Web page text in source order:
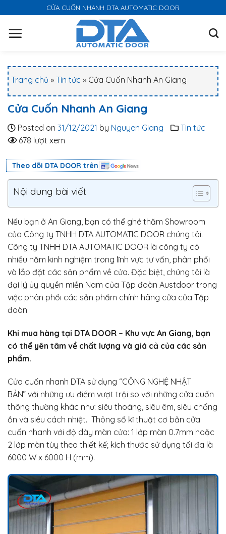
k
CỬA CUỐN NHANH DTA AUTOMATIC DOOR
Trang chủ » Tin tức » Cửa Cuốn Nhanh An Giang
Cửa Cuốn Nhanh An Giang
Posted on 31/12/2021 by Nguyen Giang
Tin tức
678 lượt xem
Theo dõi DTA DOOR trên
Nội dung bài viết
Nếu bạn ở An Giang, bạn có thể ghé thăm Showroom
của Công ty TNHH DTA AUTOMATIC DOOR chúng tôi.
Công ty TNHH DTA AUTOMATIC DOOR là công ty có
nhiều năm kinh nghiệm trong lĩnh vực tư vấn, phân phối
và lắp đặt các sản phẩm về cửa. Đặc biệt, chúng tôi là
đại lý ủy quyền miền Nam của Tập đoàn Austdoor trong
việc phân phối các sản phẩm chính hãng cửa của Tập
đoàn.
Khi mua hàng tại DTA DOOR – Khu vực An Giang, bạn
có thể yên tâm về chất lượng và giá cả của các sản
phẩm.
Cửa cuốn nhanh DTA sử dụng “CÔNG NGHỆ NHẬT
BẢN” với những ưu điểm vượt trội so với những cửa cuốn
thông thường khác như: siêu thoáng, siêu êm, siêu chống
ồn và siêu cách nhiệt. Thông số kĩ thuật cơ bản cửa
cuốn nhanh với độ dày màn cửa: 1 lớp màn 0.7mm hoặc
2 lớp màn tùy theo thiết kế; kích thước sử dụng tối đa là
6000 W x 6000 H (mm).